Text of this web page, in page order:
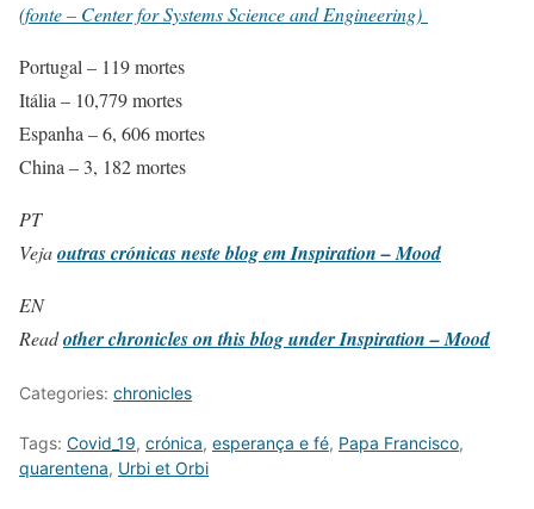
(fonte – Center for Systems Science and Engineering)
Portugal – 119 mortes
Itália – 10,779 mortes
Espanha – 6, 606 mortes
China – 3, 182 mortes
PT
Vejaoutras crónicas neste blog em Inspiration – Mood
EN
Readother chronicles on this blog under Inspiration – Mood
Categories: chronicles
Tags: Covid_19, crónica, esperança e fé, Papa Francisco,
quarentena, Urbi et Orbi